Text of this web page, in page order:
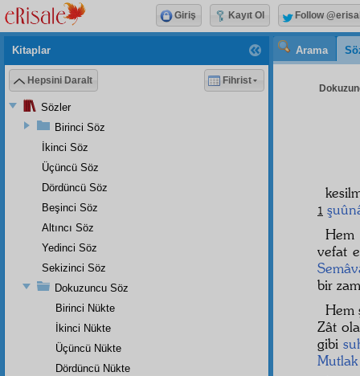
Arama
1
vefat
bir
Hem
Zât
gibi
Mutlak
Kitaplar
Hepsini Daralt Fihrist
Sözler
Birinci Söz
İkinci Söz
Üçüncü Söz
Dördüncü Söz
Beşinci Söz
Altıncı Söz
Yedinci Söz
Sekizinci Söz
Dokuzuncu Söz
Birinci Nükte
İkinci Nükte
Üçüncü Nükte
Dördüncü Nükte
Giriş Kayıt Ol Follow